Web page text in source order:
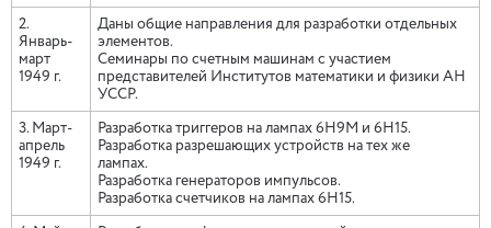
2.
Январь-
март
1949 г.
Даны общие направления для разработки отдельных
элементов.
Семинары по счетным машинам с участием
представителей Институтов математики и физики АН
УССР.
3. Март-
апрель
1949 г.
Разработка триггеров на лампах 6Н9М и 6Н15.
Разработка разрешающих устройств на тех же
лампах.
Разработка генераторов импульсов.
Разработка счетчиков на лампах 6Н15.